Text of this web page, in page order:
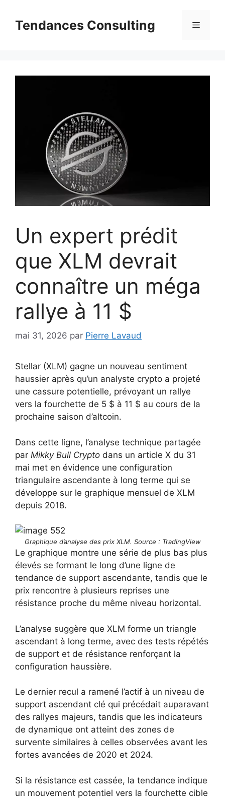
contenuTendances Consulting Menu
Un expert prédit
que XLM devrait
connaître un méga
rallye à 11 $
mai 31, 2026 par Pierre Lavaud
Stellar (XLM) gagne un nouveau sentiment
haussier après qu’un analyste crypto a projeté
une cassure potentielle, prévoyant un rallye
vers la fourchette de 5 $ à 11 $ au cours de la
prochaine saison d’altcoin.
Dans cette ligne, l’analyse technique partagée
par Mikky Bull Crypto dans un article X du 31
mai met en évidence une configuration
triangulaire ascendante à long terme qui se
développe sur le graphique mensuel de XLM
depuis 2018.
Graphique d’analyse des prix XLM. Source : TradingView
Le graphique montre une série de plus bas plus
élevés se formant le long d’une ligne de
tendance de support ascendante, tandis que le
prix rencontre à plusieurs reprises une
résistance proche du même niveau horizontal.
L’analyse suggère que XLM forme un triangle
ascendant à long terme, avec des tests répétés
de support et de résistance renforçant la
configuration haussière.
Le dernier recul a ramené l’actif à un niveau de
support ascendant clé qui précédait auparavant
des rallyes majeurs, tandis que les indicateurs
de dynamique ont atteint des zones de
survente similaires à celles observées avant les
fortes avancées de 2020 et 2024.
Si la résistance est cassée, la tendance indique
un mouvement potentiel vers la fourchette cible